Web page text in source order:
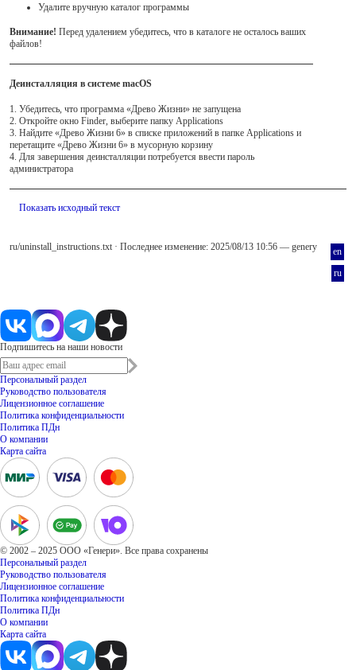
Удалите вручную каталог программы
Внимание! Перед удалением убедитесь, что в каталоге не осталось ваших
файлов!
Деинсталляция в системе macOS
1. Убедитесь, что программа «Древо Жизни» не запущена
2. Откройте окно Finder, выберите папку Applications
3. Найдите «Древо Жизни 6» в списке приложений в папке Applications и
перетащите «Древо Жизни 6» в мусорную корзину
4. Для завершения деинсталляции потребуется ввести пароль
администратора
Показать исходный текст
ru/uninstall_instructions.txt · Последнее изменение: 2025/08/13 10:56 — genery
en
ru
Подпишитесь на наши новости
Персональный раздел
Руководство пользователя
Лицензионное соглашение
Политика конфиденциальности
Политика ПДн
О компании
Карта сайта
© 2002 – 2025 ООО «Генери». Все права сохранены
Персональный раздел
Руководство пользователя
Лицензионное соглашение
Политика конфиденциальности
Политика ПДн
О компании
Карта сайта